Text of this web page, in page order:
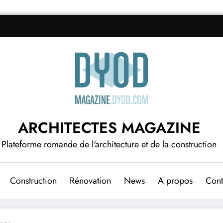
ARCHITECTES MAGAZINE
Plateforme romande de l'architecture et de la construction
Construction Rénovation News A propos